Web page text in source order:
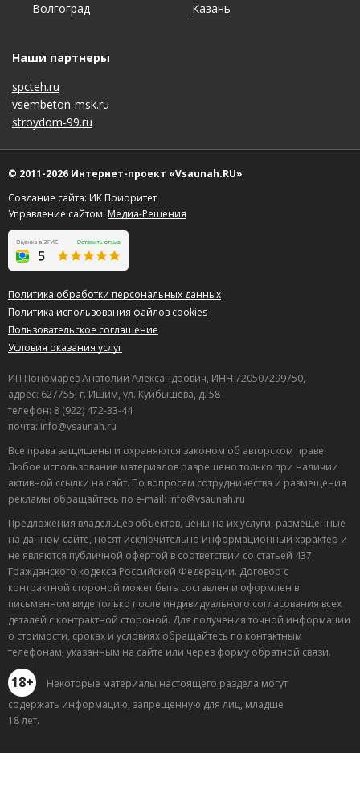
Волгоград
Казань
Красноярск
Новосибирск
Ростов-на-Дону
Ставрополь
Ульяновск
Ярославль
Наши партнеры
spcteh.ru
vsembeton-msk.ru
stroydom-99.ru
© 2011-2026 Интернет-проект «Vsaunah.RU»
Создание сайта: ИК Приоритет
Управление сайтом: Медиа-Решения
Политика обработки персональных данных
Политика использования файлов cookies
Пользовательское соглашение
Условия оказания услуг
ИП Пономарев Анатолий Александрович, ИНН 720507299750,
адрес: 627755, г. Ишим, ул. Куйбышева, д. 58
телефон: 8 (922) 472-33-44
почта: info@vsaunah.ru
Все права защищены и охраняются законом об авторском праве.
Любое использование материалов разрешено только при наличии
активной ссылки на сайт. По вопросам сотрудничества и размещения
рекламы обращайтесь по e-mail: info@vsaunah.ru
Предложения владельцев объектов, цены на их услуги, размещенные
на данном сайте, носят исключительно информационный характер и
не являются публичной офертой в соответствии со статьей 437
Гражданского кодекса Российской Федерации. Договор с
контрактной стороной может быть составлен и оформлен в
письменном виде только после индивидуального согласования всех
деталей с контрактной стороной. Для получения точной информации
о стоимости, сроках и условиях обращайтесь по контактным
телефонам, указанным на сайте или через форму обратной связи.
18+
Некоторые материалы настоящего раздела могут
содержать информацию, запрещенную для лиц, младше
18 лет.